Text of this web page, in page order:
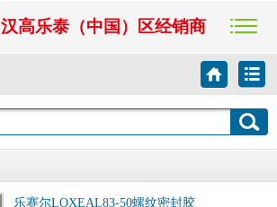
汉高乐泰（中国）区经销商
乐赛尔LOXEAL83-50螺纹密封胶